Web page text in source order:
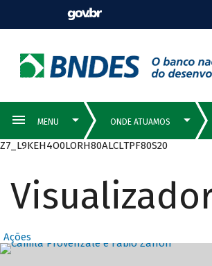
Z7_L9KEH4O0LORH80ALCLTPF80S20
Ações